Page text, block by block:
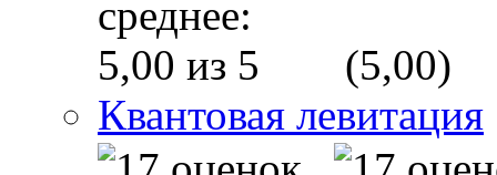
(5,00)
Квантовая левитация